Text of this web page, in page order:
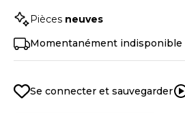
Pièces neuves
Momentanément indisponible
Se connecter et sauvegarder